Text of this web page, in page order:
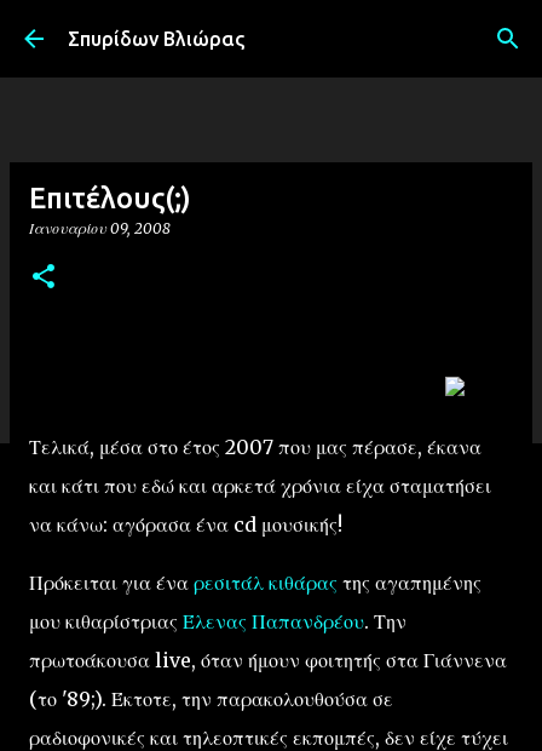
Μετάβαση στο κύριο περιεχόμενο
Σπυρίδων Βλιώρας
Επιτέλους(;)
Ιανουαρίου 09, 2008
Τελικά, μέσα στο έτος 2007 που μας πέρασε, έκανα
και κάτι που εδώ και αρκετά χρόνια είχα σταματήσει
να κάνω: αγόρασα ένα cd μουσικής!
Πρόκειται για ένα ρεσιτάλ κιθάρας της αγαπημένης
μου κιθαρίστριας Έλενας Παπανδρέου. Την
πρωτοάκουσα live, όταν ήμουν φοιτητής στα Γιάννενα
(το '89;). Έκτοτε, την παρακολουθούσα σε
ραδιοφονικές και τηλεοπτικές εκπομπές, δεν είχε τύχει